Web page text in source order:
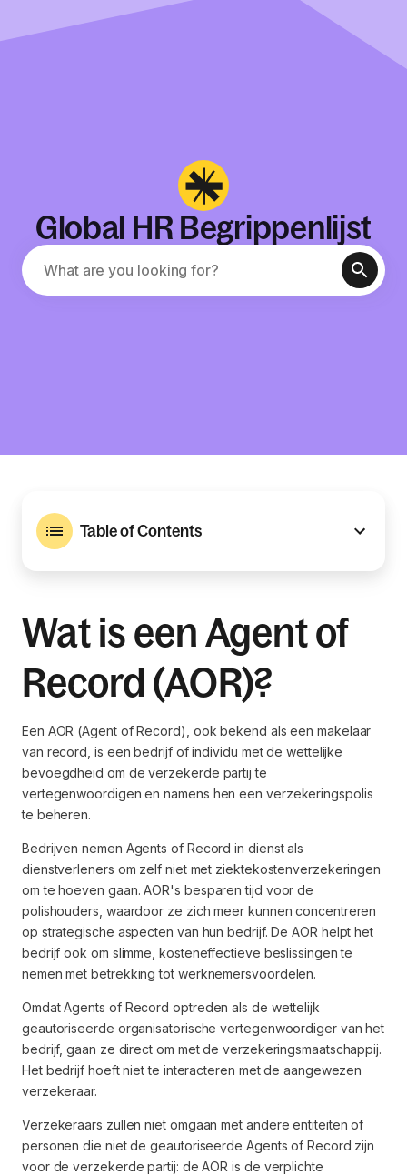
Global HR Begrippenlijst
Table of Contents
Wat is een Agent of
Record (AOR)?
Een AOR (Agent of Record), ook bekend als een makelaar
van record, is een bedrijf of individu met de wettelijke
bevoegdheid om de verzekerde partij te
vertegenwoordigen en namens hen een verzekeringspolis
te beheren.
Bedrijven nemen Agents of Record in dienst als
dienstverleners om zelf niet met ziektekostenverzekeringen
om te hoeven gaan. AOR's besparen tijd voor de
polishouders, waardoor ze zich meer kunnen concentreren
op strategische aspecten van hun bedrijf. De AOR helpt het
bedrijf ook om slimme, kosteneffectieve beslissingen te
nemen met betrekking tot werknemersvoordelen.
Omdat Agents of Record optreden als de wettelijk
geautoriseerde organisatorische vertegenwoordiger van het
bedrijf, gaan ze direct om met de verzekeringsmaatschappij.
Het bedrijf hoeft niet te interacteren met de aangewezen
verzekeraar.
Verzekeraars zullen niet omgaan met andere entiteiten of
personen die niet de geautoriseerde Agents of Record zijn
voor de verzekerde partij: de AOR is de verplichte